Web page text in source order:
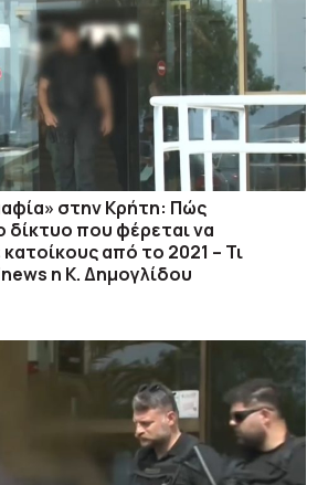
στην Κρήτη: Πώς
που φέρεται να
από το 2021 – Τι
η Κ. Δημογλίδου